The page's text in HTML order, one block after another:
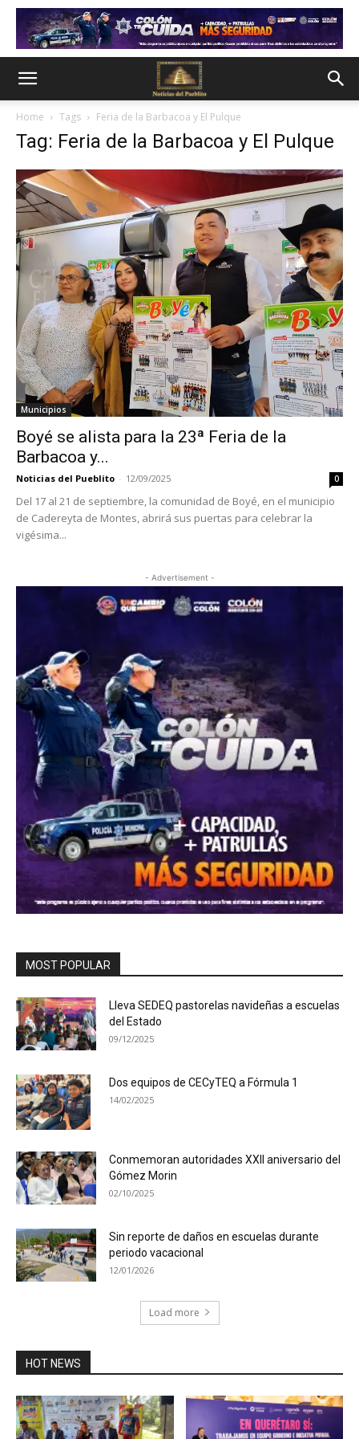
Home Tags Feria de la Barbacoa y El Pulque
Tag: Feria de la Barbacoa y El Pulque
Municipios
Boyé se alista para la 23ª Feria de la
Barbacoa y...
Noticias del Pueblito - 12/09/2025 0
Del 17 al 21 de septiembre, la comunidad de Boyé, en el municipio
de Cadereyta de Montes, abrirá sus puertas para celebrar la
vigésima...
- Advertisement -
MOST POPULAR
Lleva SEDEQ pastorelas navideñas a escuelas
del Estado
09/12/2025
Dos equipos de CECyTEQ a Fórmula 1
14/02/2025
Conmemoran autoridades XXII aniversario del
Gómez Morin
02/10/2025
Sin reporte de daños en escuelas durante
periodo vacacional
12/01/2026
Load more
HOT NEWS